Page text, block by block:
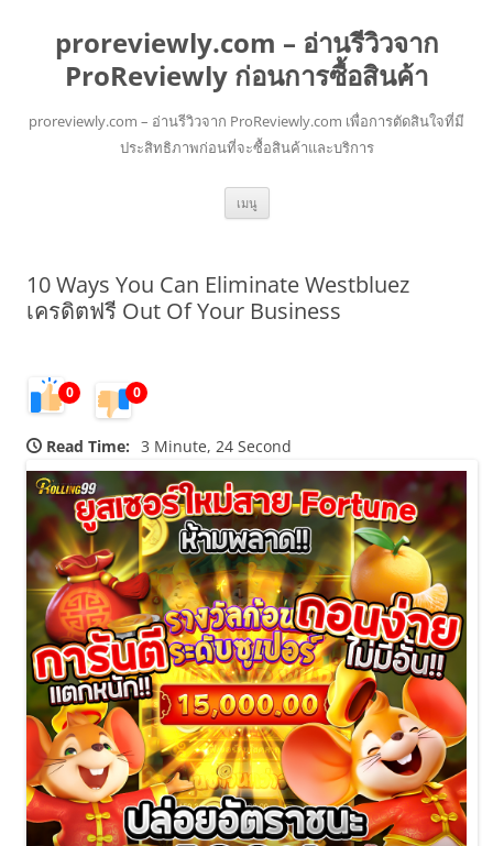
proreviewly.com – อ่านรีวิวจาก
ProReviewly ก่อนการซื้อสินค้า
proreviewly.com – อ่านรีวิวจาก ProReviewly.com เพื่อการตัดสินใจที่มี
ประสิทธิภาพก่อนที่จะซื้อสินค้าและบริการ
เมนู ข้าม
ยัง
10 Ways You Can Eliminate Westbluez
เครดิตฟรี Out Of Your Business
0 0
Read Time: 3 Minute, 24 Second